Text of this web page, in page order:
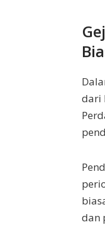
dari
dan